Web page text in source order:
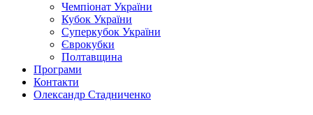
Чемпіонат України
Кубок України
Суперкубок України
Єврокубки
Полтавщина
Програми
Контакти
Олександр Стадниченко